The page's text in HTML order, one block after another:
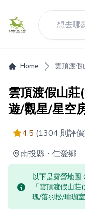
Home 雲頂渡假
雲頂渡假山
遊/觀星/星空
4.5 (1304 則評
南投縣 ・ 仁愛鄉
以下是露營地圖
「雲頂渡假山
瑰/落羽松/瑜珈